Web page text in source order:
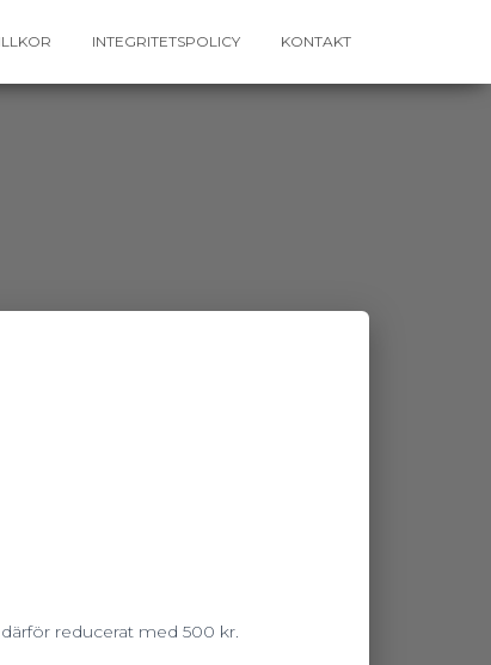
INTEGRITETSPOLICY KONTAKT
reducerat med 500 kr.